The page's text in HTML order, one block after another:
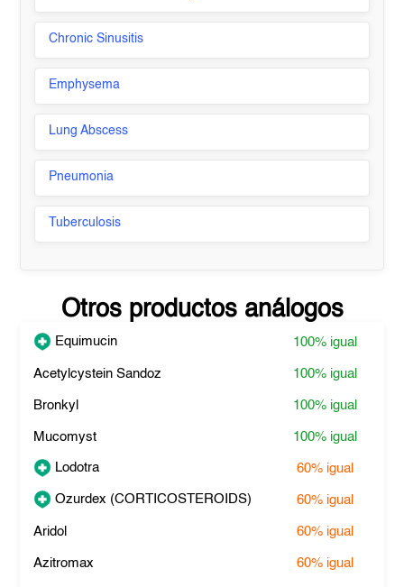
Chronic Sinusitis
Emphysema
Lung Abscess
Pneumonia
Tuberculosis
Otros productos análogos
Equimucin 100% igual
Acetylcystein Sandoz 100% igual
Bronkyl 100% igual
Mucomyst 100% igual
Lodotra 60% igual
Ozurdex (CORTICOSTEROIDS) 60% igual
Aridol 60% igual
Azitromax 60% igual